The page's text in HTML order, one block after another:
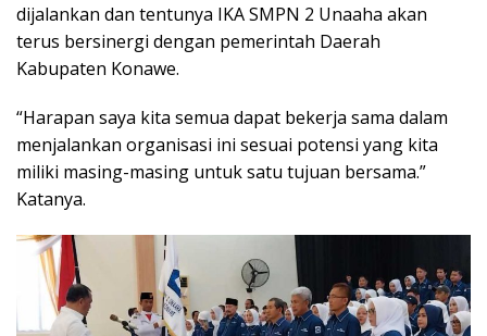
dijalankan dan tentunya IKA SMPN 2 Unaaha akan
terus bersinergi dengan pemerintah Daerah
Kabupaten Konawe.
“Harapan saya kita semua dapat bekerja sama dalam
menjalankan organisasi ini sesuai potensi yang kita
miliki masing-masing untuk satu tujuan bersama.”
Katanya.